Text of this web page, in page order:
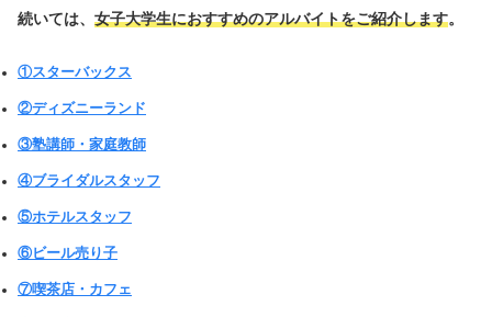
続いては、 女子大学生におすすめのアルバイトをご紹介します。
①スターバックス
②ディズニーランド
③塾講師・家庭教師
④ブライダルスタッフ
⑤ホテルスタッフ
⑥ビール売り子
⑦喫茶店・カフェ